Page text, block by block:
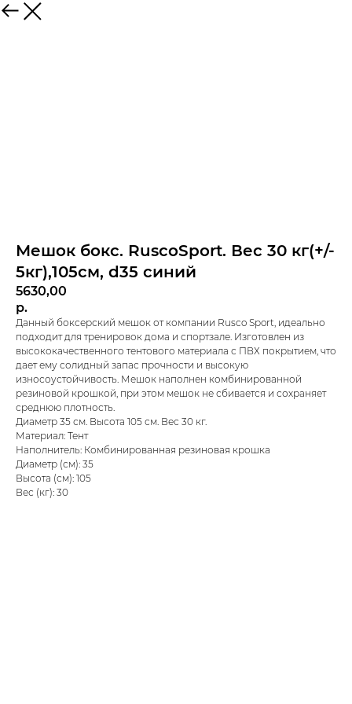
Мешок бокс. RuscoSport. Вес 30 кг(+/-
5кг),105см, d35 синий
5630,00
р.
Данный боксерский мешок от компании Rusco Sport, идеально
подходит для тренировок дома и спортзале. Изготовлен из
высококачественного тентового материала с ПВХ покрытием, что
дает ему солидный запас прочности и высокую
износоустойчивость. Мешок наполнен комбинированной
резиновой крошкой, при этом мешок не сбивается и сохраняет
среднюю плотность.
Диаметр 35 см. Высота 105 см. Вес 30 кг.
Материал: Тент
Наполнитель: Комбинированная резиновая крошка
Диаметр (см): 35
Высота (см): 105
Вес (кг): 30